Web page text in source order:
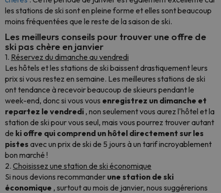
les stations de ski sont en pleine forme et elles sont beaucoup
moins fréquentées que le reste de la saison de ski.
Les meilleurs conseils pour trouver une offre de
ski pas chère en janvier
1. Réservez du dimanche au vendredi
Les hôtels et les stations de ski baissent drastiquement leurs
prix si vous restez en semaine. Les meilleures stations de ski
ont tendance à recevoir beaucoup de skieurs pendant le
week-end, donc si vous vous enregistrez un dimanche et
repartez le vendredi , non seulement vous aurez l'hôtel et la
station de ski pour vous seul, mais vous pourrez trouver autant
de ki offre qui comprend un hôtel directement sur les
pistes avec un prix de ski de 5 jours à un tarif incroyablement
bon marché !
2. Choisissez une station de ski économique
Si nous devions recommander une station de ski
économique , surtout au mois de janvier, nous suggérerions